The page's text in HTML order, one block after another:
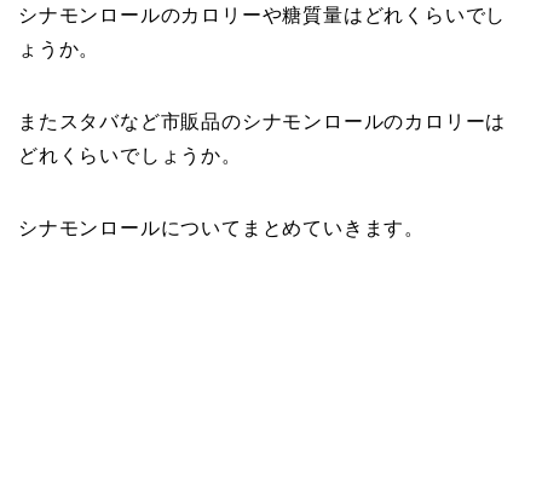
シナモンロールのカロリーや糖質量はどれくらいでし
ょうか。
またスタバなど市販品のシナモンロールのカロリーは
どれくらいでしょうか。
シナモンロールについてまとめていきます。